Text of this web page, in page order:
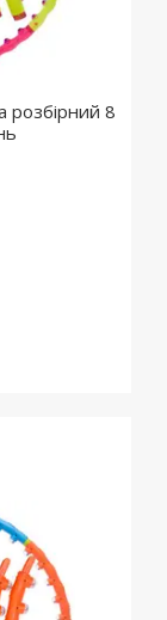
розбірний 8